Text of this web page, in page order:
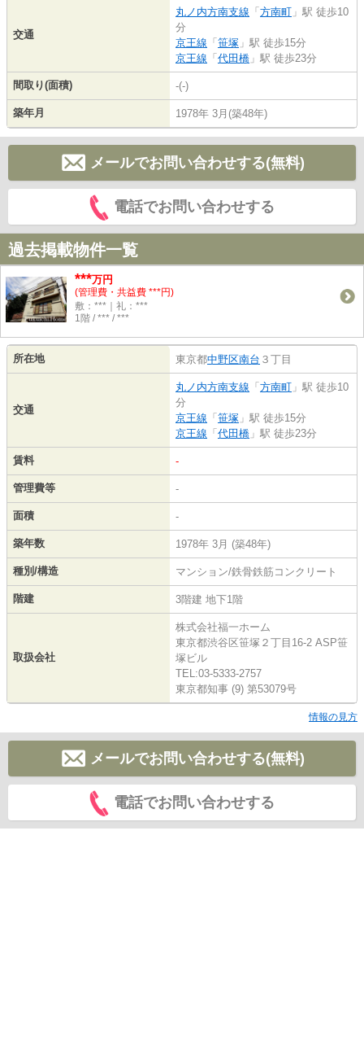
交通
丸ノ内方南支線 「 方南町 」駅 徒歩10
分
京王線 「 笹塚 」駅 徒歩15分
京王線 「 代田橋 」駅 徒歩23分
間取り(面積) -(-)
築年月 1978年 3月(築48年)
メールでお問い合わせする(無料)
電話でお問い合わせする
過去掲載物件一覧
***万円
(管理費・共益費 ***円)
敷：***｜礼：***
1階 / *** / ***
所在地 東京都中野区南台 ３丁目
交通
丸ノ内方南支線 「 方南町 」駅 徒歩10
分
京王線 「 笹塚 」駅 徒歩15分
京王線 「 代田橋 」駅 徒歩23分
賃料 -
管理費等 -
面積 -
築年数 1978年 3月 (築48年)
種別/構造 マンション/鉄骨鉄筋コンクリート
階建 3階建 地下1階
取扱会社
株式会社福一ホーム
東京都渋谷区笹塚２丁目16-2 ASP笹
塚ビル
TEL:03-5333-2757
東京都知事 (9) 第53079号
情報の見方
メールでお問い合わせする(無料)
電話でお問い合わせする